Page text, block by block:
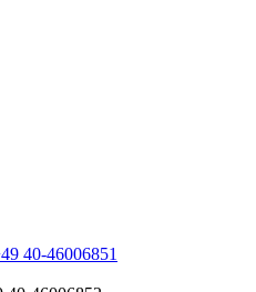
40-46006851